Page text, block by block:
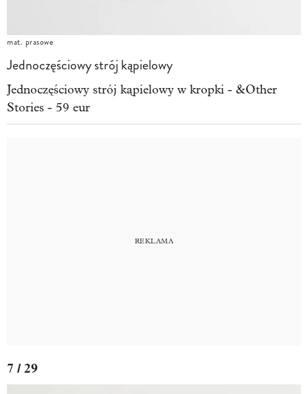
mat. prasowe
Jednoczęściowy strój kąpielowy
Jednoczęściowy strój kąpielowy w kropki - &Other
Stories - 59 eur
7 / 29